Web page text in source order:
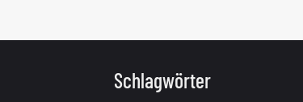
Schlagwörter